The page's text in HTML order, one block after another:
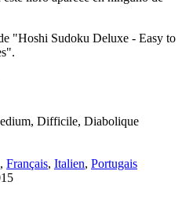
"Hoshi Sudoku Deluxe - Easy to
Difficile, Diabolique
, Français, Italien, Portugais